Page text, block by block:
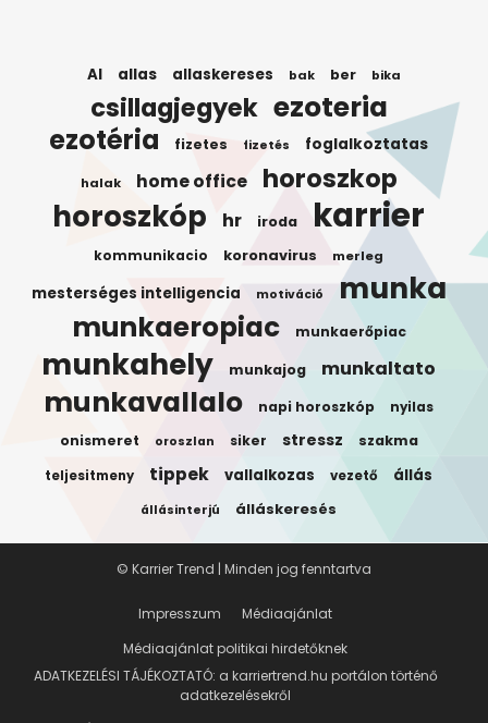
AI allas allaskereses bak ber bika
csillagjegyek ezoteria
ezotéria fizetes fizetés foglalkoztatas
halak home office horoszkop
horoszkóp hr iroda karrier
kommunikacio koronavirus merleg
mesterséges intelligencia motiváció munka
munkaeropiac munkaerőpiac
munkahely munkajog munkaltato
munkavallalo napi horoszkóp nyilas
onismeret oroszlan siker stressz szakma
teljesitmeny tippek vallalkozas vezető állás
állásinterjú álláskeresés
Impresszum
Médiaajánlat
Médiaajánlat politikai hirdetőknek
ADATKEZELÉSI TÁJÉKOZTATÓ: a karriertrend.hu portálon történő
adatkezelésekről
© Karrier Trend | Minden jog fenntartva